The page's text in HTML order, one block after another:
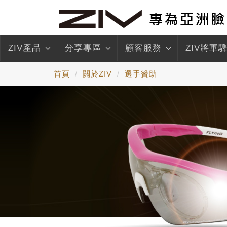
ZIV產品 分享專區 顧客服務 ZIV將軍
首頁 關於ZIV 選手贊助